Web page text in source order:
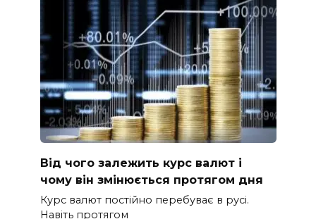
Від чого залежить курс валют і
чому він змінюється протягом дня
Курс валют постійно перебуває в русі.
Навіть протягом